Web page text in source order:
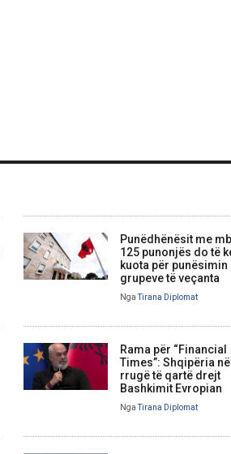
Punëdhënësit me
125 punonjës do të
kuota për punësimin
grupeve të veçanta
NgaTirana Diplomat
Rama për “Financial
Times”: Shqipëria në
rrugë të qartë drejt
Bashkimit Evropian
NgaTirana Diplomat